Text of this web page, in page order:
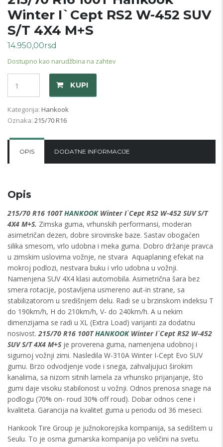
Winter I`Cept RS2 W-452 SUV
S/T 4X4 M+S
14.950,00rsd
Dostupno kao narudžbina na zahtev
KUPI
Kategorija: Hankook
Oznaka: 215/70 R16
OPIS DODATNE INFORMACIJE
Opis
215/70 R16 100THANKOOKWinter I`Cept RS2 W-452 SUV S/T
4X4 M+S. Zimska guma, vrhunskih performansi, moderan
asimetričan dezen, dobre sirovinske baze. Sastav obogaćen
silika smesom, vrlo udobna i meka guma. Dobro držanje pravca
u zimskim uslovima vožnje, ne stvara Aquaplaning efekat na
mokroj podlozi, nestvara buku i vrlo udobna u vožnji.
Namenjena SUV 4X4 klasi automobila. Asimetrična šara bez
smera rotacije, postavljena usmereno aut-in strane, sa
stabilizatorom u središnjem delu. Radi se u brzinskom indeksu T
do 190km/h, H do 210km/h, V- do 240km/h. A u nekim
dimenzijama se radi u XL (Extra Load) varijanti za dodatnu
nosivost.215/70 R16 100THANKOOKWinter I`Cept RS2 W-452
SUV S/T 4X4 M+S je proverena guma, namenjena udobnoj i
sigurnoj vožnji zimi. Nasledila W-310A Winter I-Cept Evo SUV
gumu. Brzo odvodjenje vode i snega, zahvaljujuci širokim
kanalima, sa nizom sitnih lamela za vrhunsko prijanjanje, što
gumi daje visoku stabilonost u vožnji. Odnos prenosa snage na
podlogu (70% on- roud 30% off roud). Dobar odnos cene i
kvaliteta. Garancija na kvalitet guma u periodu od 36 meseci.
Hankook Tire Group je južnokorejska kompanija, sa sedištem u
Seulu. To je osma gumarska kompanija po veličini na svetu.